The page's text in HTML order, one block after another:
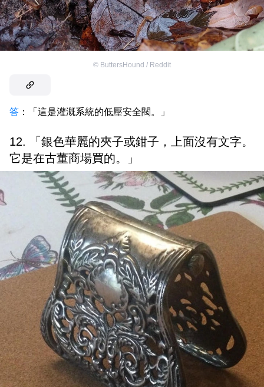
© ButtersHound / Reddit
答 ：「這是灌溉系統的低壓安全閥。」
12. 「銀色華麗的夾子或鉗子，上面沒有文字。
它是在古董商場買的。」